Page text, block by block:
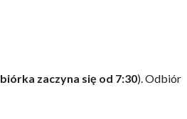
zaczyna się od 7:30). Odbiór